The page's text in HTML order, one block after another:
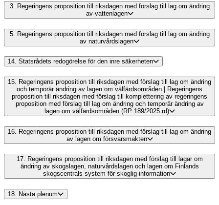
3.
Regeringens proposition till riksdagen med förslag till lag om ändring
av vattenlagen
5. Regeringens proposition till riksdagen med förslag till lag om ändring
av naturvårdslagen
14. Statsrådets redogörelse för den inre säkerheten
15.
Regeringens proposition till riksdagen med förslag till lag om ändring
och temporär ändring av lagen om välfärdsområden | Regeringens
proposition till riksdagen med förslag till komplettering av regeringens
proposition med förslag till lag om ändring och temporär ändring av
lagen om välfärdsområden (RP 189/2025 rd)
16. Regeringens proposition till riksdagen med förslag till lag om ändring
av lagen om försvarsmakten
17. Regeringens proposition till riksdagen med förslag till lagar om
ändring av skogslagen, naturvårdslagen och lagen om Finlands
skogscentrals system för skoglig information
18. Nästa plenum